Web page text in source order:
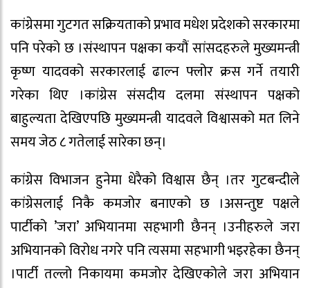
कांग्रेसमा गुटगत सक्रियताको प्रभाव मधेश प्रदेशको सरकारमा
पनि परेको छ ।संस्थापन पक्षका कयौं सांसदहरुले मुख्यमन्त्री
कृष्ण यादवको सरकारलाई ढाल्न फ्लोर क्रस गर्ने तयारी
गरेका थिए ।कांग्रेस संसदीय दलमा संस्थापन पक्षको
बाहुल्यता देखिएपछि मुख्यमन्त्री यादवले विश्वासको मत लिने
समय जेठ ८ गतेलाई सारेका छन्।
कांग्रेस विभाजन हुनेमा धेरैको विश्वास छैन् ।तर गुटबन्दीले
कांग्रेसलाई निकै कमजोर बनाएको छ ।असन्तुष्ट पक्षले
पार्टीको ’जरा’ अभियानमा सहभागी छैनन् ।उनीहरुले जरा
अभियानको विरोध नगरे पनि त्यसमा सहभागी भइरहेका छैनन्
।पार्टी तल्लो निकायमा कमजोर देखिएकोले जरा अभियान